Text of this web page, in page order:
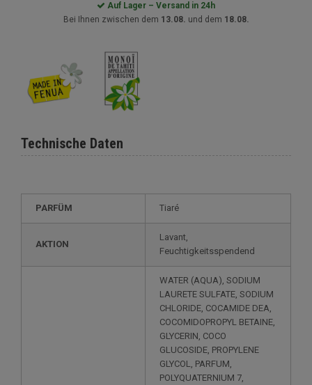
Auf Lager – Versand in 24h
Bei Ihnen zwischen dem 13.08. und dem 18.08.
Technische Daten
PARFÜM Tiaré
AKTION
Lavant,
Feuchtigkeitsspendend
WATER (AQUA), SODIUM
LAURETE SULFATE, SODIUM
CHLORIDE, COCAMIDE DEA,
COCOMIDOPROPYL BETAINE,
GLYCERIN, COCO
GLUCOSIDE, PROPYLENE
GLYCOL, PARFUM,
POLYQUATERNIUM 7,